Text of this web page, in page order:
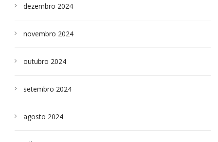
dezembro 2024
novembro 2024
outubro 2024
setembro 2024
agosto 2024